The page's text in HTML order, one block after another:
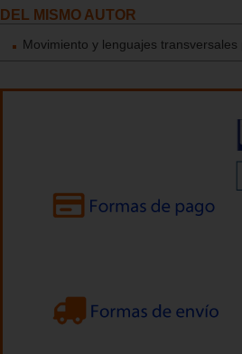
DEL MISMO AUTOR
Movimiento y lenguajes